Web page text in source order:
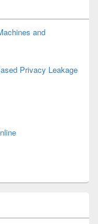
and
Privacy Leakage